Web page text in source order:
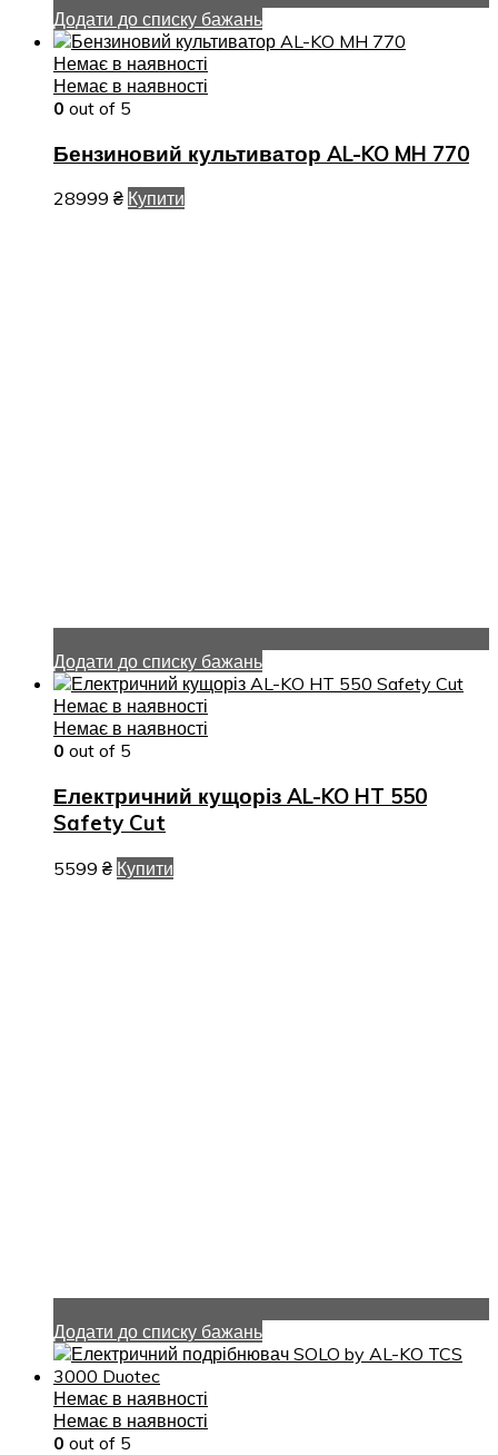
Додати до списку бажань
Немає в наявності
Немає в наявності
0 out of 5
Бензиновий культиватор AL-KO MH 770
28999 ₴ Купити
Додати до списку бажань
Немає в наявності
Немає в наявності
0 out of 5
Електричний кущоріз AL-KO HT 550
Safety Cut
5599 ₴ Купити
Додати до списку бажань
Немає в наявності
Немає в наявності
0 out of 5